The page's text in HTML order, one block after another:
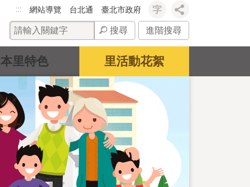
::: 網站導覽 台北通 臺北市政府
搜尋 進階搜尋
本里特色 里活動花絮